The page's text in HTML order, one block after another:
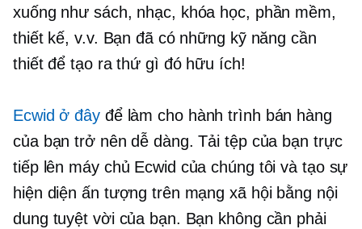
xuống như sách, nhạc, khóa học, phần mềm,
thiết kế, v.v. Bạn đã có những kỹ năng cần
thiết để tạo ra thứ gì đó hữu ích!
Ecwid ở đâyđể làm cho hành trình bán hàng
của bạn trở nên dễ dàng. Tải tệp của bạn trực
tiếp lên máy chủ Ecwid của chúng tôi và tạo sự
hiện diện ấn tượng trên mạng xã hội bằng nội
dung tuyệt vời của bạn. Bạn không cần phải